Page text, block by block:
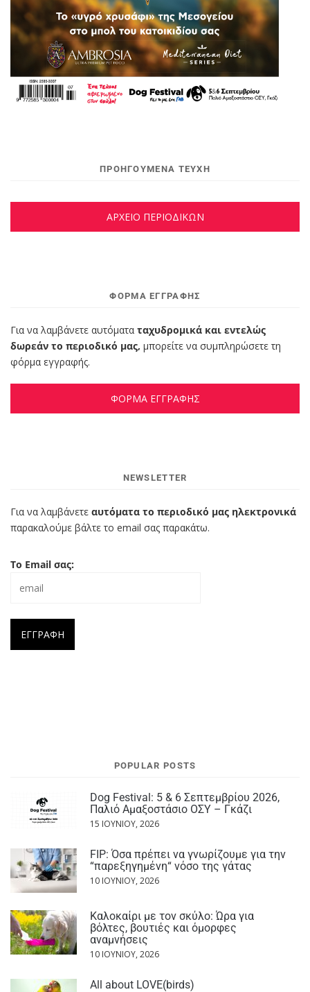
ΠΡΟΗΓΟΥΜΕΝΑ ΤΕΥΧΗ
ΑΡΧΕΙΟ ΠΕΡΙΟΔΙΚΩΝ
ΦΌΡΜΑ ΕΓΓΡΑΦΉΣ
Για να λαμβάνετε αυτόματα ταχυδρομικά και εντελώς
δωρεάν το περιοδικό μας, μπορείτε να συμπληρώσετε τη
φόρμα εγγραφής.
ΦΟΡΜΑ ΕΓΓΡΑΦΗΣ
NEWSLETTER
Για να λαμβάνετε αυτόματα το περιοδικό μας ηλεκτρονικά
παρακαλούμε βάλτε το email σας παρακάτω.
Το Email σας:
POPULAR POSTS
Dog Festival: 5 & 6 Σεπτεμβρίου 2026,
Παλιό Αμαξοστάσιο ΟΣΥ – Γκάζι
15 ΙΟΥΝΊΟΥ, 2026
FIP: Όσα πρέπει να γνωρίζουμε για την
“παρεξηγημένη“ νόσο της γάτας
10 ΙΟΥΝΊΟΥ, 2026
Καλοκαίρι με τον σκύλο: Ώρα για
βόλτες, βουτιές και όμορφες
αναμνήσεις
10 ΙΟΥΝΊΟΥ, 2026
All about LOVE(birds)